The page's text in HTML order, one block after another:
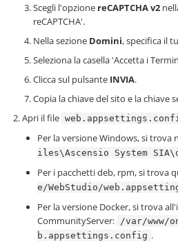
Scegli l'opzione reCAPTCHA v2
reCAPTCHA'.
Nella sezione Domini, specifica il
Seleziona la casella 'Accetta i
Clicca sul pulsante INVIA.
Copia la chiave del sito e la chiave
Apri il file
Per la versione Windows, si trova
iles\Ascensio System
Per i pacchetti deb, rpm, si trova
e/WebStudio/
Per la versione Docker, si trova
CommunityServer: /var/www/
b.appsettings.config .